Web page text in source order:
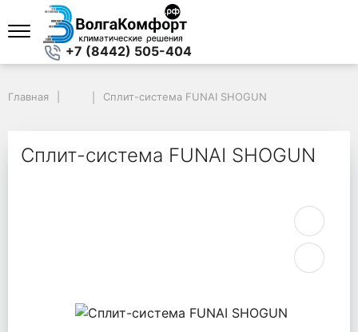
+7 (8442) 505-404
Сплит-система FUNAI SHOGUN
Главная Сплит-система FUNAI SHOGUN
Сплит-система FUNAI SHOGUN